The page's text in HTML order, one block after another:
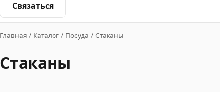
Связаться
Главная / Каталог / Посуда / Стаканы
Стаканы